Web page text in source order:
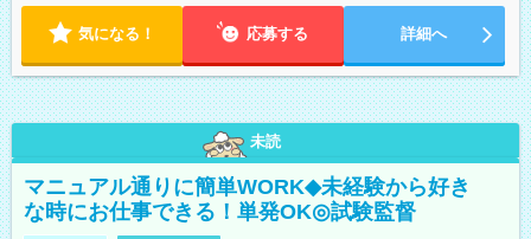
気になる！ 応募する 詳細へ
未読
マニュアル通りに簡単WORK◆未経験から好き
な時にお仕事できる！単発OK◎試験監督